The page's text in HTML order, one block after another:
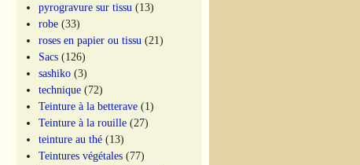
pyrogravure sur tissu (13)
robe (33)
roses en papier ou tissu (21)
Sacs (126)
sashiko (3)
technique (72)
Teinture à la betterave (1)
Teinture à la rouille (27)
teinture au thé (13)
Teintures végétales (77)